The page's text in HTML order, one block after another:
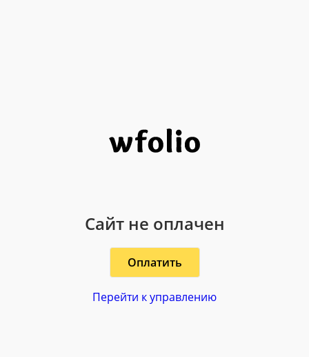
Сайт не оплачен
Оплатить
Перейти к управлению